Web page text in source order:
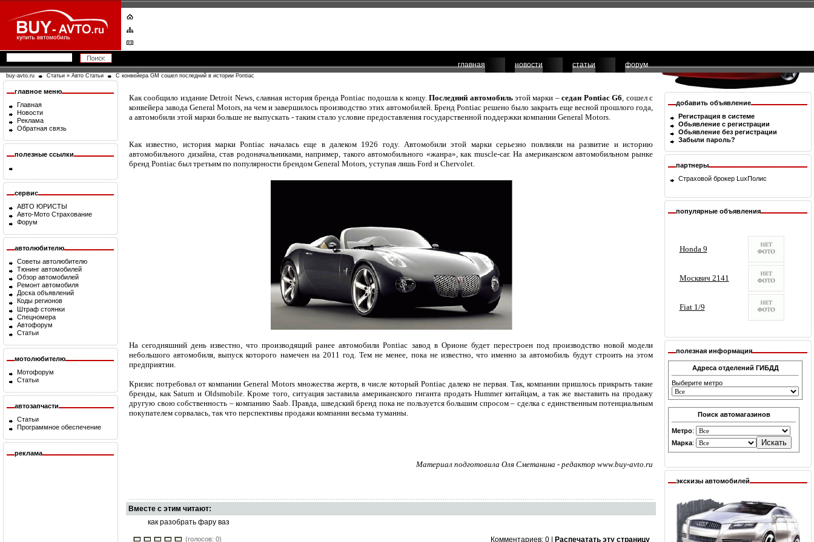
главная новости статьи форум
buy-avto.ru Статьи » Авто Статьи С конвейера GM сошел последний в истории Pontiac
главное меню
Главная
Новости
Реклама
Обратная связь
полезные ссылки
сервис
АВТО ЮРИСТЫ
Авто-Мото Страхование
Форум
автолюбителю
Советы автолюбителю
Тюнинг автомобилей
Обзор автомобилей
Ремонт автомобиля
Доска объявлений
Коды регионов
Штраф стоянки
Спецномера
Автофорум
Статьи
мотолюбителю
Мотофорум
Статьи
автозапчасти
Статьи
Программное обеспечение
реклама
Как сообщило издание Detroit News, славная история бренда Pontiac подошла к концу.Последний автомобильэтой марки –седан Pontiac G6, сошел с
конвейера завода General Motors, на чем и завершилось производство этих автомобилей. Бренд Pontiac решено было закрыть еще весной прошлого года,
а автомобили этой марки больше не выпускать - таким стало условие предоставления государственной поддержки компании General Motors.
Как известно, история марки Pontiac началась еще в далеком 1926 году. Автомобили этой марки серьезно повлияли на развитие и историю
автомобильного дизайна, став родоначальниками, например, такого автомобильного «жанра», как muscle-car. На американском автомобильном рынке
бренд Pontiac был третьим по популярности брендом General Motors, уступая лишь Ford и Chervolet.
На сегодняшний день известно, что производящий ранее автомобили Pontiac завод в Орионе будет перестроен под производство новой модели
небольшого автомобиля, выпуск которого намечен на 2011 год. Тем не менее, пока не известно, что именно за автомобиль будут строить на этом
предприятии.
Кризис потребовал от компании General Motors множества жертв, в числе который Pontiac далеко не первая. Так, компании пришлось прикрыть такие
бренды, как Saturn и Oldsmobile. Кроме того, ситуация заставила американского гиганта продать Hummer китайцам, а так же выставить на продажу
другую свою собственность – компанию Saab. Правда, шведский бренд пока не пользуется большим спросом – сделка с единственным потенциальным
покупателем сорвалась, так что перспективы продажи компании весьма туманны.
Материал подготовила Оля Сметанина - редактор www.buy-avto.ru
Вместе с этим читают:
как разобрать фару ваз
(голосов: 0) Комментариев: 0 | Распечатать эту страницу
добавить объявление
Регистрация в системе
Обьявление с регистрации
Обьявление без регистрации
Забыли пароль?
партнеры
Страховой брокер LuxПолис
популярные объявления
полезная информация
Адреса отделений ГИБДД
Выберите метро
Поиск автомагазинов
Метро:
Марка:
экскизы автомобилей